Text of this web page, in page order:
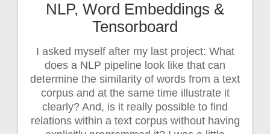
NLP, Word Embeddings &
Tensorboard
I asked myself after my last project: What
does a NLP pipeline look like that can
determine the similarity of words from a text
corpus and at the same time illustrate it
clearly? And, is it really possible to find
relations within a text corpus without having